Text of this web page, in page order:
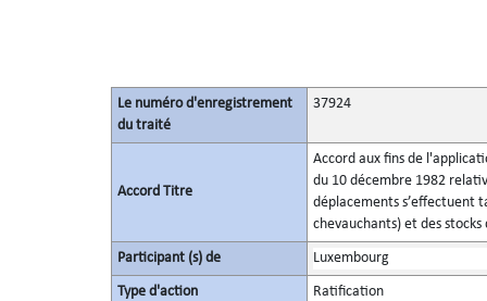
Le numéro d'enregistrement
du traité
37924
Accord Titre
Accord aux fins de
du 10 décembre 1982
déplacements s’effectuent
chevauchants) et des
Participant (s) de Luxembourg
Type d'action Ratification